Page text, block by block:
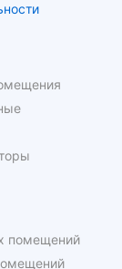
помещений